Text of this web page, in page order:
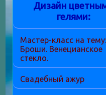
Дизайн
гелями:
Мастер-класс на тему:
Броши. Венецианское
стекло.
Свадебный ажур